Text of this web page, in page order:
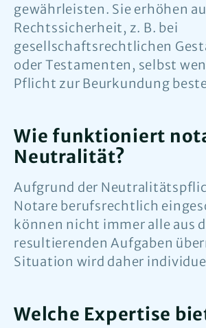
gewährleisten. Sie erhöhen
Rechtssicherheit, z. B. bei
gesellschaftsrechtlichen
oder Testamenten, selbst
Pflicht zur Beurkundung
Wie funktioniert
Neutralität?
Aufgrund der
Notare berufsrechtlich
können nicht immer alle aus
resultierenden Aufgaben
Situation wird daher
Welche Expertise